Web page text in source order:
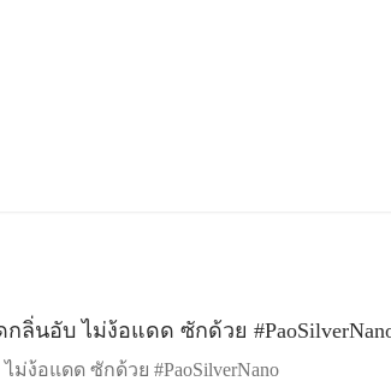
ง้อแดด ซักด้วย #PaoSilverNano